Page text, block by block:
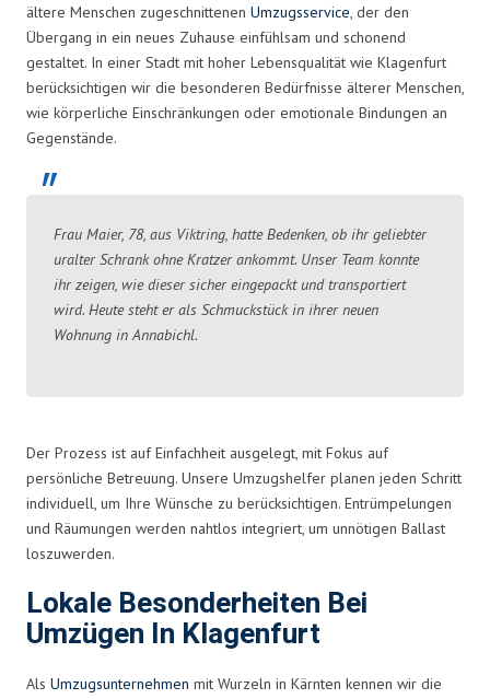
ältere Menschen zugeschnittenen Umzugsservice, der den
Übergang in ein neues Zuhause einfühlsam und schonend
gestaltet. In einer Stadt mit hoher Lebensqualität wie Klagenfurt
berücksichtigen wir die besonderen Bedürfnisse älterer Menschen,
wie körperliche Einschränkungen oder emotionale Bindungen an
Gegenstände.
Frau Maier, 78, aus Viktring, hatte Bedenken, ob ihr geliebter
uralter Schrank ohne Kratzer ankommt. Unser Team konnte
ihr zeigen, wie dieser sicher eingepackt und transportiert
wird. Heute steht er als Schmuckstück in ihrer neuen
Wohnung in Annabichl.
Der Prozess ist auf Einfachheit ausgelegt, mit Fokus auf
persönliche Betreuung. Unsere Umzugshelfer planen jeden Schritt
individuell, um Ihre Wünsche zu berücksichtigen. Entrümpelungen
und Räumungen werden nahtlos integriert, um unnötigen Ballast
loszuwerden.
Lokale Besonderheiten Bei
Umzügen In Klagenfurt
Als Umzugsunternehmen mit Wurzeln in Kärnten kennen wir die